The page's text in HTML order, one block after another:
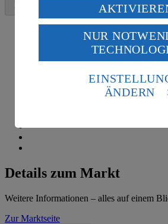
Details zum Markt
Weitere Informationen – alles auf einem
Zur Marktseite
Verarbeitung deiner
USA durch Facebook und YouTube:
Wenn du auf „Aktivieren“ klickst,
des Art. 49 Abs. 1 Satz 1 lit. a)
Daten in den USA verarbeitet
die USA als Land mit einem nach
Standards nicht angemessenen
Es besteht das Risiko eines Zugriffs
Informationen zum Herausgeber der
NUR
ÄNDERN